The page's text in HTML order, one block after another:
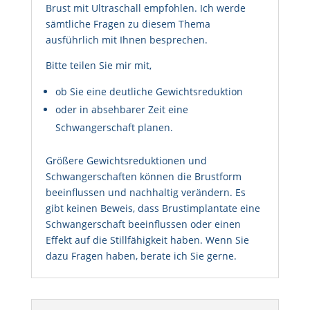
Brust mit Ultraschall empfohlen. Ich werde
sämtliche Fragen zu diesem Thema
ausführlich mit Ihnen besprechen.
Bitte teilen Sie mir mit,
ob Sie eine deutliche Gewichtsreduktion
oder in absehbarer Zeit eine
Schwangerschaft planen.
Größere Gewichtsreduktionen und
Schwangerschaften können die Brustform
beeinflussen und nachhaltig verändern. Es
gibt keinen Beweis, dass Brustimplantate eine
Schwangerschaft beeinflussen oder einen
Effekt auf die Stillfähigkeit haben. Wenn Sie
dazu Fragen haben, berate ich Sie gerne.